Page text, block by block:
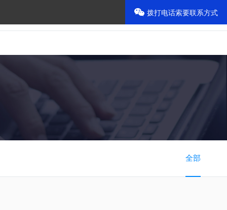
800-888-6666
全部
拨打电话索要联系方式